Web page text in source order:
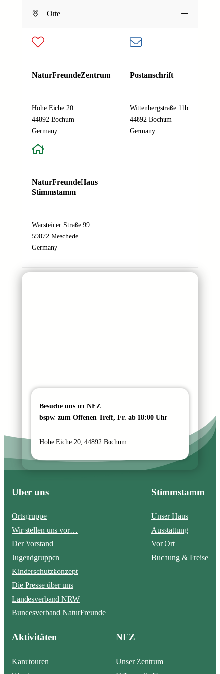
E-Mail-Adresse
-
i
l
-
d
s
N
a
c
r
Absenden
Orte
NaturFreundeZentrum
Hohe Eiche 20
44892 Bochum
Germany
Postanschrift
Wittenbergstraße 11b
44892 Bochum
Germany
NaturFreundeHaus
Stimmstamm
Warsteiner Straße 99
59872 Meschede
Germany
Besuche uns im NFZ
bspw. zum Offenen Treff, Fr. ab 18:00 Uhr
Hohe Eiche 20, 44892 Bochum
Über uns
Ortsgruppe
Wir stellen uns vor…
Der Vorstand
Jugendgruppen
Kinderschutzkonzept
Die Presse über uns
Landesverband NRW
Bundesverband NaturFreunde
Stimmstamm
Unser Haus
Ausstattung
Vor Ort
Buchung & Preise
Aktivitäten
Kanutouren
NFZ
Unser Zentrum